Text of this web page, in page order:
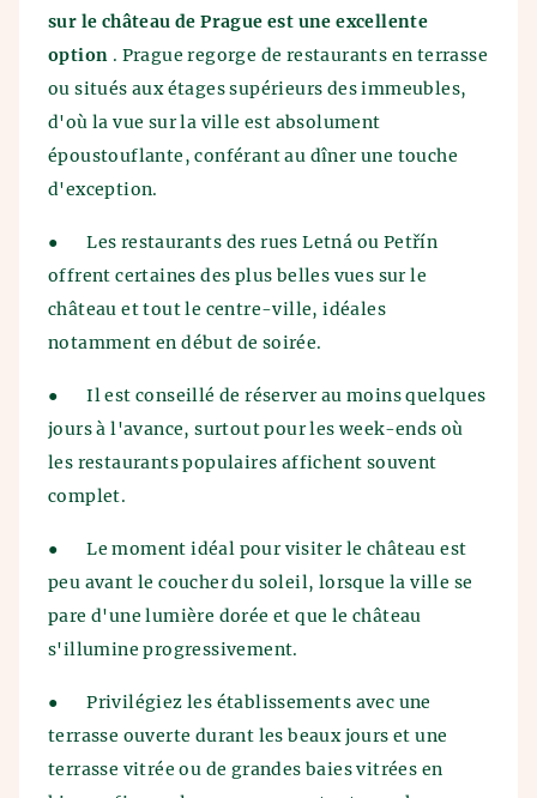
sur le château de Prague est une excellente
option . Prague regorge de restaurants en terrasse
ou situés aux étages supérieurs des immeubles,
d'où la vue sur la ville est absolument
époustouflante, conférant au dîner une touche
d'exception.
●
Les restaurants des rues Letná ou Petřín
offrent certaines des plus belles vues sur le
château et tout le centre-ville, idéales
notamment en début de soirée.
●
Il est conseillé de réserver au moins quelques
jours à l'avance, surtout pour les week-ends où
les restaurants populaires affichent souvent
complet.
●
Le moment idéal pour visiter le château est
peu avant le coucher du soleil, lorsque la ville se
pare d'une lumière dorée et que le château
s'illumine progressivement.
●
Privilégiez les établissements avec une
terrasse ouverte durant les beaux jours et une
terrasse vitrée ou de grandes baies vitrées en